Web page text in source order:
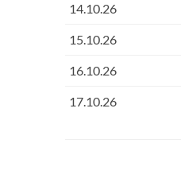
14.10.26
15.10.26
16.10.26
17.10.26